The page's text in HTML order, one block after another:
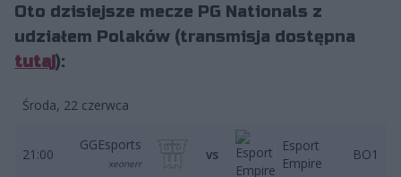
Oto dzisiejsze mecze PG Nationals z
udziałem Polaków (transmisja dostępna
tutaj):
Środa, 22 czerwca
21:00
GGEsports
xeonerr
vs
Esport
Empire
BO1